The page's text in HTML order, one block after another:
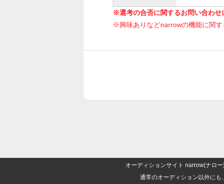
※選考の合否に関するお問い合わせ
※興味ありなどnarrowの機能に関す
オーディションサイト narrow(ナロ
通常のオーディション以外に